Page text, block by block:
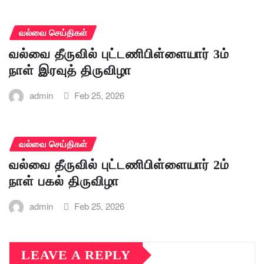
வல்வை செய்திகள்
வல்வை தீருவில் புட்டணிபிள்ளையார் 3ம்
நாள் இரவுத் திருவிழா
admin Feb 25, 2026
வல்வை செய்திகள்
வல்வை தீருவில் புட்டணிபிள்ளையார் 2ம்
நாள் பகல் திருவிழா
admin Feb 25, 2026
LEAVE A REPLY